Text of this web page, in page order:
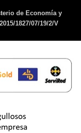
de Economía y
1827/07/19/2/V